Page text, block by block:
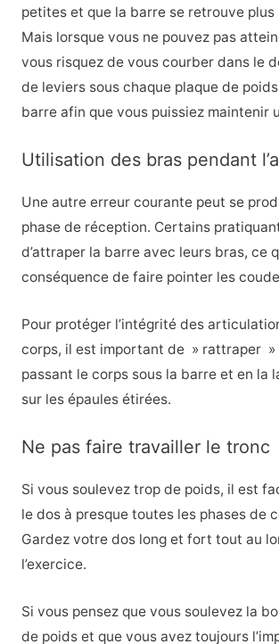
petites et que la barre se retrouve plus
Mais lorsque vous ne pouvez pas
vous risquez de vous courber dans le
de leviers sous chaque plaque de
barre afin que vous puissiez maintenir
Utilisation des bras pendant
Une autre erreur courante peut se
phase de réception. Certains
d’attraper la barre avec leurs bras, ce
conséquence de faire pointer les
Pour protéger l’intégrité des
corps, il est important de » rattraper »
passant le corps sous la barre et en la
sur les épaules étirées.
Ne pas faire travailler le tronc
Si vous soulevez trop de poids, il est
le dos à presque toutes les phases de
Gardez votre dos long et fort tout au
l’exercice.
Si vous pensez que vous soulevez la
de poids et que vous avez toujours